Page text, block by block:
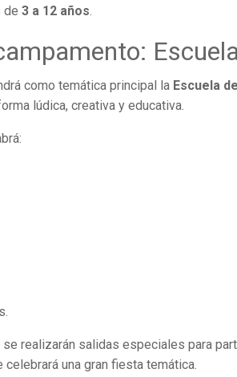
de 3 a 12 años.
como temática principal la Escuela
lúdica, creativa y educativa.
realizarán salidas especiales para
una gran fiesta temática.